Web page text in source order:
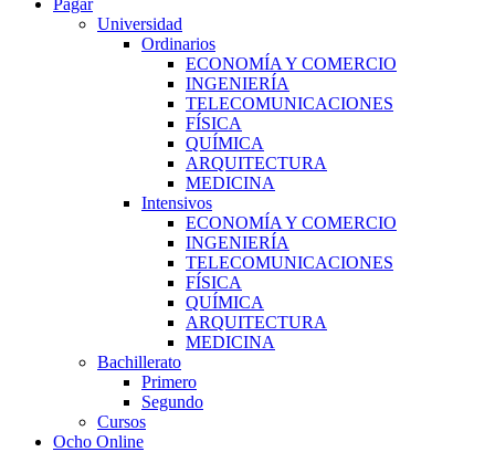
Pagar
Universidad
Ordinarios
ECONOMÍA Y COMERCIO
INGENIERÍA
TELECOMUNICACIONES
FÍSICA
QUÍMICA
ARQUITECTURA
MEDICINA
Intensivos
ECONOMÍA Y COMERCIO
INGENIERÍA
TELECOMUNICACIONES
FÍSICA
QUÍMICA
ARQUITECTURA
MEDICINA
Bachillerato
Primero
Segundo
Cursos
Ocho Online